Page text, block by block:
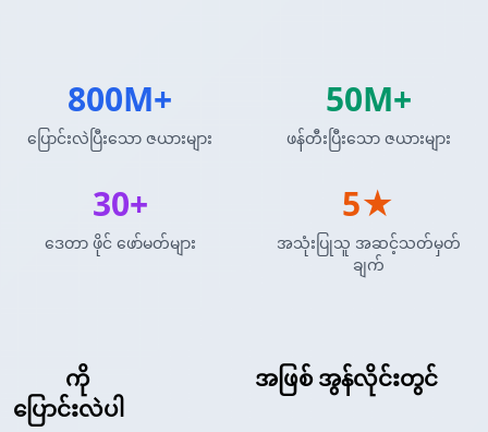
ကို
အဖြစ် အွန်လိုင်းတွင်
ပြောင်းလဲပါ
800M+
ပြောင်းလဲပြီးသော ဇယားများ
50M+
ဖန်တီးပြီးသော ဇယားများ
30+
ဒေတာ ဖိုင် ဖော်မတ်များ
5★
အသုံးပြုသူ အဆင့်သတ်မှတ်
ချက်